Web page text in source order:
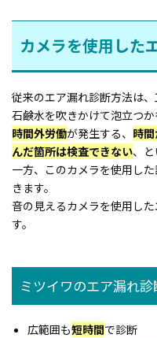
カメラを使用した
従来のエア漏れ診断方法は、
石鹸水を吹きかけて泡立つか
時間外労働が発生する、 時
んだ箇所は検査できない、
一方、このカメラを使用し
きます。
音の見えるカメラを使用し
す。
ミツイワのエア漏れ
広範囲も短時間で診断